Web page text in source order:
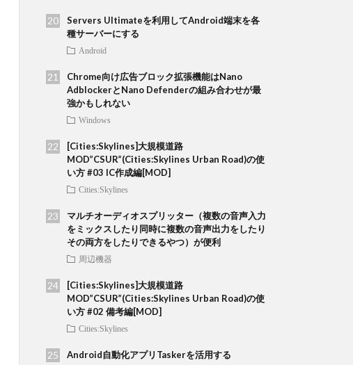
Servers Ultimateを利用してAndroid端末を各
種サーバーにする
Android
Chrome向け広告ブロック拡張機能はNano
AdblockerとNano Defenderの組み合わせが最
強かもしれない
Windows
[Cities:Skylines]大規模道路
MOD”CSUR”(Cities:Skylines Urban Road)の使
い方 #03 IC作成編[MOD]
Cities:Skylines
マルチオーディオスプリッター（複数の音声入力
をミックスしたり同時に複数の音声出力をしたり
その両方をしたりできるやつ）が便利
周辺機器
[Cities:Skylines]大規模道路
MOD”CSUR”(Cities:Skylines Urban Road)の使
い方 #02 備考編[MOD]
Cities:Skylines
Android自動化アプリTaskerを活用する